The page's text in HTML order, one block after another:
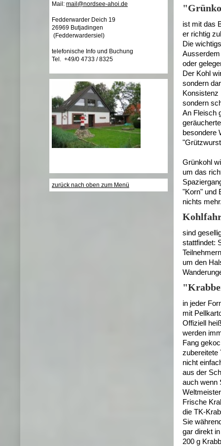
ist mit das
er richtig
Die
oder
Der Kohl
sondern
sondern
An Fleisch
besondere
Grünkohl
um das
"Korn" und
nichts
sind
stattfindet:
um den
in jeder
mit
Offiziell
werden
Fang
zubereitete
nicht
aus der
auch wenn
Frische
die TK-
Sie
gar direkt
200 g
Mail: mail@nordsee-ahoi.de
Fedderwarder Deich 19
26969 Butjadingen
(Fedderwardersiel)
telefonische Info und Buchung
Tel. +49/0 4733 / 8325
zurück nach oben zum Menü